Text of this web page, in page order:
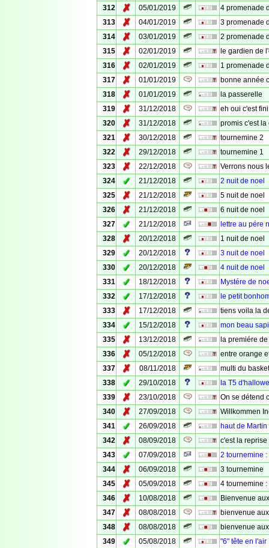
312
✗ 05/01/2019
4 promenade
313
✗ 04/01/2019
3 promenade
314
✗ 03/01/2019
2 promenade
315
✗ 02/01/2019
le gardien de
316
✗ 02/01/2019
1 promenade
317
✗ 01/01/2019
bonne année
318
✗ 01/01/2019
la passerelle
319
✗ 31/12/2018
eh oui c'est fini
320
✗ 31/12/2018
promis c'est la
321
✗ 30/12/2018
tournemine 2
322
✗ 29/12/2018
tournemine 1
323
✗ 22/12/2018
Verrons nous
324
✓ 21/12/2018
2 nuit de noel
325
✗ 21/12/2018
5 nuit de noel
326
✗ 21/12/2018
6 nuit de noel
327
✓ 21/12/2018
lettre au pére
328
✗ 20/12/2018
1 nuit de noel
329
✓ 20/12/2018
3 nuit de noel
330
✓ 20/12/2018
4 nuit de noel
331
✓ 18/12/2018
Mystére de
332
✓ 17/12/2018
le petit
333
✗ 17/12/2018
tiens voila la
334
✓ 15/12/2018
mon beau
335
✗ 13/12/2018
la premiére
336
✗ 05/12/2018
entre orange
337
✗ 08/11/2018
multi du basket
338
✓ 29/10/2018
la T5
339
✗ 23/10/2018
On se détend
340
✗ 27/09/2018
Willkommen
341
✓ 26/09/2018
haut de Martin
342
✗ 08/09/2018
c'est la reprise
343
✓ 07/09/2018
2 tournemine
344
✗ 06/09/2018
3 tournemine
345
✗ 05/09/2018
4 tournemine
346
✗ 10/08/2018
Bienvenue
347
✗ 08/08/2018
bienvenue
348
✗ 08/08/2018
bienvenue
349
✓ 05/08/2018
"6" tête en l'air